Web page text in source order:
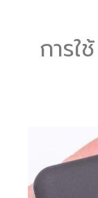
การใ